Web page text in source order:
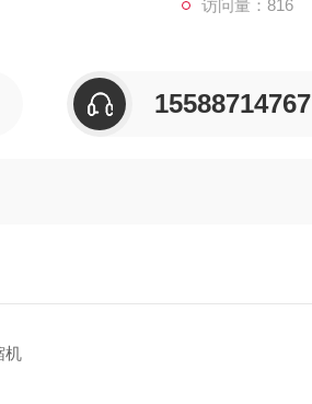
访问量：816
15588714767
机